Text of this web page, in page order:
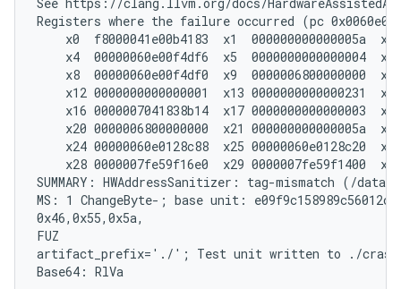
Registers where the failure occurred (pc
x0  f8000041e00b4183  x1  000000000000005a
x4  00000060e00f4df6  x5  0000000000000004
x8  00000060e00f4df0  x9  0000006800000000
x12 0000000000000001  x13 0000000000000231
x16 0000007041838b14  x17 0000000000000003
x20 0000006800000000  x21 000000000000005a
x24 00000060e0128c88  x25 00000060e0128c20
x28 0000007fe59f16e0  x29 0000007fe59f1400
SUMMARY: HWAddressSanitizer: tag-mismatch (/
MS: 1 ChangeByte-; base unit:
0x46,0x55,0x5a,
FUZ
artifact_prefix='./'; Test unit written to ./crash-